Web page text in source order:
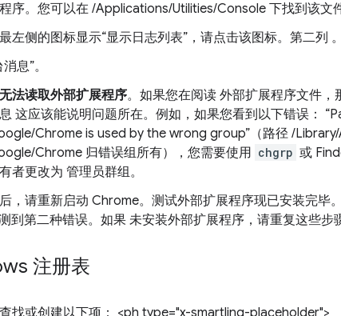
序。您可以在 /Applications/Utilities/Console 下找到该文件
左侧的图标显示“显示日志列表”，请点击该图标。第二列 。
息”。
无法读取外部扩展程序。如果您在阅读 外部扩展程序文件
这应该能说明问题所在。例如，如果您看到以下错误：
Chrome is used by the wrong group”（路径 /
Chrome 归错误组所有），您需要使用 chgrp 或
者更改为 管理员群组。
，请重新启动 Chrome。测试外部扩展程序现已安装完毕
到第二种错误。如果 未安装外部扩展程序，请重复这些步
注册表
找或创建以下项： <ph type="x-smartling-placeholder">